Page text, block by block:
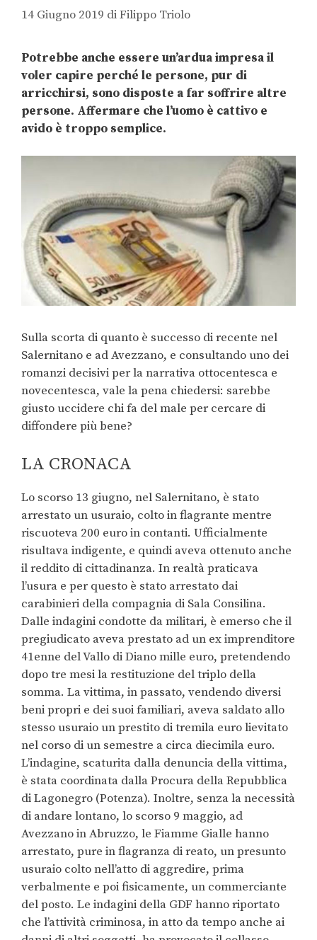
14 Giugno 2019 diFilippo Triolo
Potrebbe anche essere un’ardua impresa il
voler capire perché le persone, pur di
arricchirsi, sono disposte a far soffrire altre
persone. Affermare che l’uomo è cattivo e
avido è troppo semplice.
Sulla scorta di quanto è successo di recente nel
Salernitano e ad Avezzano, e consultando uno dei
romanzi decisivi per la narrativa ottocentesca e
novecentesca, vale la pena chiedersi: sarebbe
giusto uccidere chi fa del male per cercare di
diffondere più bene?
LA CRONACA
Lo scorso 13 giugno, nel Salernitano, è stato
arrestato un usuraio, colto in flagrante mentre
riscuoteva 200 euro in contanti. Ufficialmente
risultava indigente, e quindi aveva ottenuto anche
il reddito di cittadinanza. In realtà praticava
l’usura e per questo è stato arrestato dai
carabinieri della compagnia di Sala Consilina.
Dalle indagini condotte da militari, è emerso che il
pregiudicato aveva prestato ad un ex imprenditore
41enne del Vallo di Diano mille euro, pretendendo
dopo tre mesi la restituzione del triplo della
somma. La vittima, in passato, vendendo diversi
beni propri e dei suoi familiari, aveva saldato allo
stesso usuraio un prestito di tremila euro lievitato
nel corso di un semestre a circa diecimila euro.
L’indagine, scaturita dalla denuncia della vittima,
è stata coordinata dalla Procura della Repubblica
di Lagonegro (Potenza). Inoltre, senza la necessità
di andare lontano, lo scorso 9 maggio, ad
Avezzano in Abruzzo, le Fiamme Gialle hanno
arrestato, pure in flagranza di reato, un presunto
usuraio colto nell’atto di aggredire, prima
verbalmente e poi fisicamente, un commerciante
del posto. Le indagini della GDF hanno riportato
che l’attività criminosa, in atto da tempo anche ai